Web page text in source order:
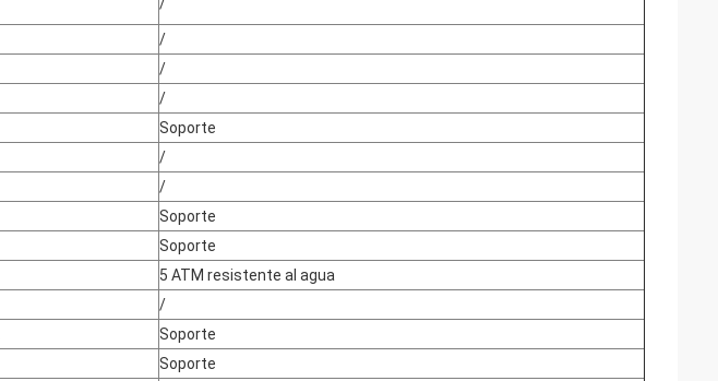
/
/
/
Soporte
/
/
Soporte
Soporte
5 ATM resistente al agua
/
Soporte
Soporte